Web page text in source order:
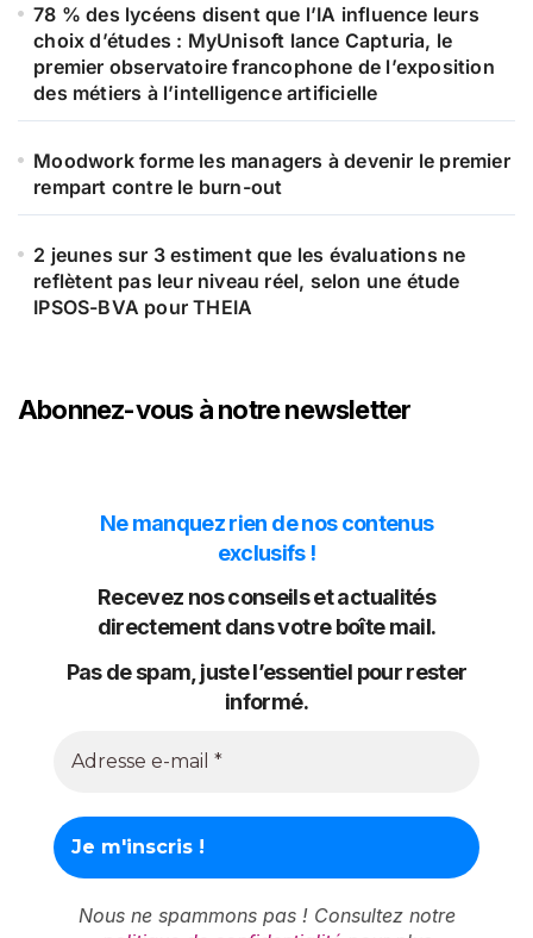
78 % des lycéens disent que l’IA influence leurs
choix d’études : MyUnisoft lance Capturia, le
premier observatoire francophone de l’exposition
des métiers à l’intelligence artificielle
Moodwork forme les managers à devenir le premier
rempart contre le burn-out
2 jeunes sur 3 estiment que les évaluations ne
reflètent pas leur niveau réel, selon une étude
IPSOS-BVA pour THEIA
Abonnez-vous à notre newsletter
Ne manquez rien de nos contenus
exclusifs !
Recevez nos conseils et actualités
directement dans votre boîte mail.
Pas de spam, juste l’essentiel pour rester
informé.
Nous ne spammons pas ! Consultez notre